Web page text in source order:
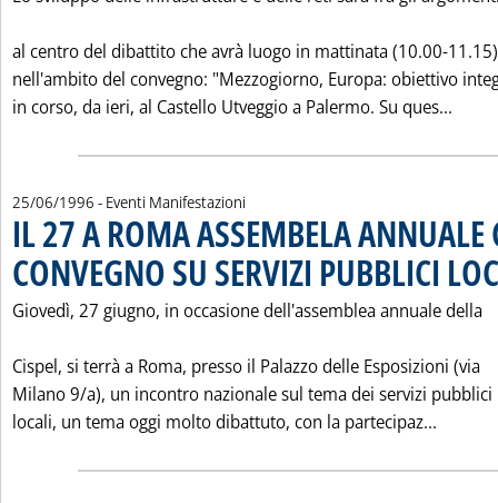
al centro del dibattito che avrà luogo in mattinata (10.00-11.15)
nell'ambito del convegno: "Mezzogiorno, Europa: obiettivo
in corso, da ieri, al Castello Utveggio a Palermo. Su ques...
25/06/1996 - Eventi Manifestazioni
IL 27 A ROMA ASSEMBELA ANNUALE
CONVEGNO SU SERVIZI PUBBLICI
Giovedì, 27 giugno, in occasione dell'assemblea annuale della
Cispel, si terrà a Roma, presso il Palazzo delle Esposizioni (via
Milano 9/a), un incontro nazionale sul tema dei servizi pubblici
locali, un tema oggi molto dibattuto, con la partecipaz...